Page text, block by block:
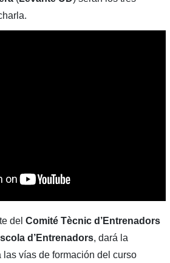
del Comité Tècnic d’Entrenadors
d’Entrenadors, dará la
vías de formación del curso